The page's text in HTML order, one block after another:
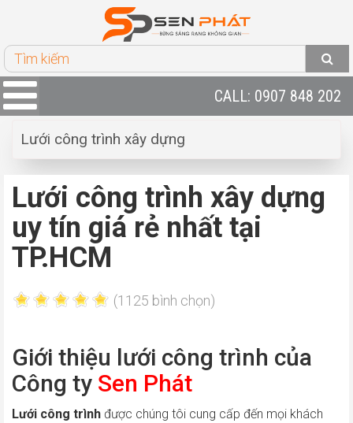
CALL: 0907 848 202
Lưới công trình xây dựng
Lưới công trình xây dựng
uy tín giá rẻ nhất tại
TP.HCM
(1125 bình chọn)
Giới thiệu lưới công trình của
Công ty Sen Phát
Lưới công trình được chúng tôi cung cấp đến mọi khách